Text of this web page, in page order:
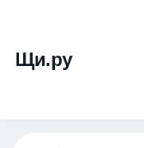
Щи.ру